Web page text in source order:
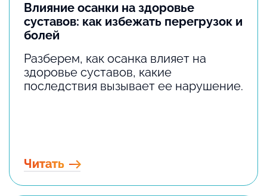
Влияние осанки на здоровье
суставов: как избежать перегрузок и
болей
Разберем, как осанка влияет на
здоровье суставов, какие
последствия вызывает ее нарушение.
Читать